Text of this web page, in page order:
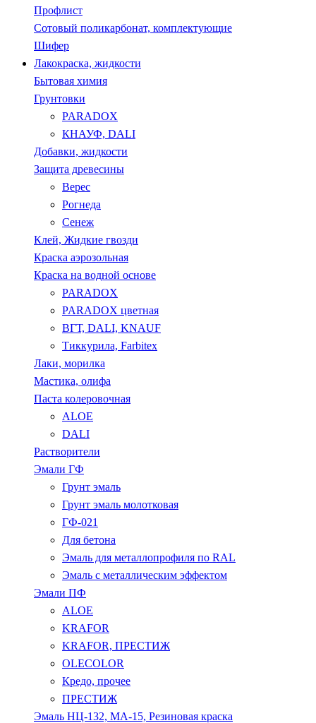
Профлист
Сотовый поликарбонат, комплектующие
Шифер
Лакокраска, жидкости
Бытовая химия
Грунтовки
PARADOX
КНАУФ, DALI
Добавки, жидкости
Защита древесины
Верес
Рогнеда
Сенеж
Клей, Жидкие гвозди
Краска аэрозольная
Краска на водной основе
PARADOX
PARADOX цветная
ВГТ, DALI, KNAUF
Тиккурила, Farbitex
Лаки, морилка
Мастика, олифа
Паста колеровочная
ALOE
DALI
Растворители
Эмали ГФ
Грунт эмаль
Грунт эмаль молотковая
ГФ-021
Для бетона
Эмаль для металлопрофиля по RAL
Эмаль с металлическим эффектом
Эмали ПФ
ALOE
KRAFOR
KRAFOR, ПРЕСТИЖ
OLECOLOR
Кредо, прочее
ПРЕСТИЖ
Эмаль НЦ-132, МА-15, Резиновая краска